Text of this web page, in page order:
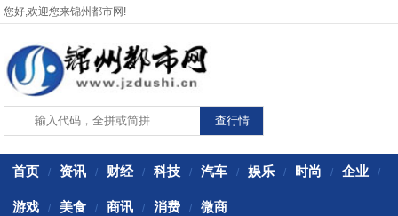
您好,欢迎您来锦州都市网!
首页 / 资讯 / 财经 / 科技 / 汽车 / 娱乐 / 时尚 / 企业 /
游戏 / 美食 / 商讯 / 消费 / 微商